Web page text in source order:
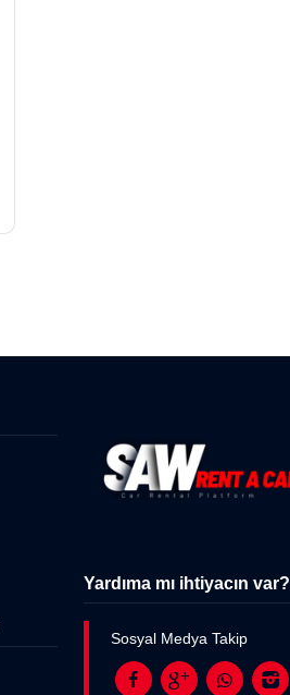
Yardıma mı ihtiyacın var?
Sosyal Medya Takip